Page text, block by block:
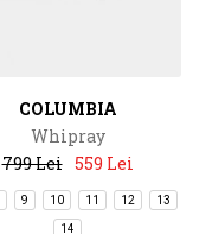
COLUMBIA
Whipray
799 Lei 559 Lei
9 10 11 12 13
14